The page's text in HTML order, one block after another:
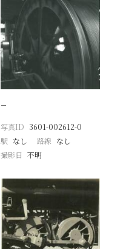
−
写真ID 3601-002612-0
駅 なし 路線 なし
撮影日 不明